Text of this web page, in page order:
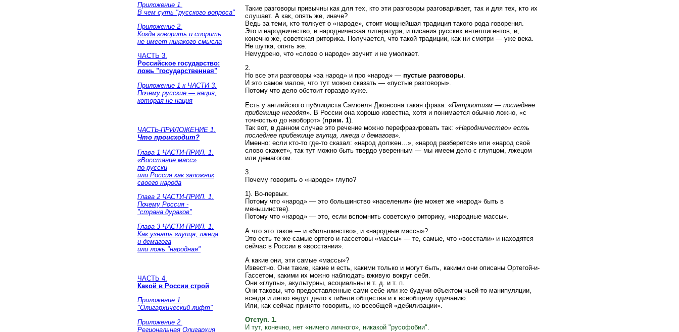
Приложение 1.
В чем суть "русского вопроса"
Приложение 2.
Когда говорить и спорить
не имеет никакого смысла
ЧАСТЬ 3.
Российское государство:
ложь "государственная"
Приложение 1 к ЧАСТИ 3.
Почему русские — нация,
которая не нация
ЧАСТЬ-ПРИЛОЖЕНИЕ 1.
Что происходит?
Глава 1 ЧАСТИ-ПРИЛ. 1.
«Восстание масс»
по-русски
или Россия как заложник
своего народа
Глава 2 ЧАСТИ-ПРИЛ. 1.
Почему Россия -
"страна дураков"
Глава 3 ЧАСТИ-ПРИЛ. 1.
Как узнать глупца, лжеца
и демагога
или ложь "народная"
ЧАСТЬ 4.
Какой в России строй
Приложение 1.
"Олигархический лифт"
Приложение 2.
Региональная Олигархия
Такие разговоры привычны как для тех, кто эти разговоры разговаривает, так и для тех, кто их
слушает. А как, опять же, иначе?
Ведь за теми, кто толкует о «народе», стоит мощнейшая традиция такого рода говорения.
Это и народничество, и народническая литература, и писания русских интеллигентов, и,
конечно же, советская риторика. Получается, что такой традиции, как ни смотри — уже века.
Не шутка, опять же.
Немудрено, что «слово о народе» звучит и не умолкает.
2.
Но все эти разговоры «за народ» и про «народ» — пустые разговоры.
И это самое малое, что тут можно сказать — «пустые разговоры».
Потому что дело обстоит гораздо хуже.
Есть у английского публициста Сэмюеля Джонсона такая фраза: «Патриотизм — последнее
прибежище негодяя». В России она хорошо известна, хотя и понимается обычно ложно, «с
точностью до наоборот» (прим. 1).
Так вот, в данном случае это речение можно перефразировать так: «Народничество» есть
последнее прибежище глупца, лжеца и демагога».
Именно: если кто-то где-то сказал: «народ должен…», «народ разберется» или «народ своё
слово скажет», так тут можно быть твердо уверенным — мы имеем дело с глупцом, лжецом
или демагогом.
3.
Почему говорить о «народе» глупо?
1). Во-первых.
Потому что «народ» — это большинство «населения» (не может же «народ» быть в
меньшинстве).
Потому что «народ» — это, если вспомнить советскую риторику, «народные массы».
А что это такое — и «большинство», и «народные массы»?
Это есть те же самые ортего-и-гассетовы «массы» — те, самые, что «восстали» и находятся
сейчас в России в «восстании».
А какие они, эти самые «массы»?
Известно. Они такие, какие и есть, какими только и могут быть, какими они описаны Ортегой-и-
Гассетом, какими их можно наблюдать вживую вокруг себя.
Они «глупы», акультурны, асоциальны и т. д. и т. п.
Они таковы, что предоставленные сами себе или же будучи объектом чьей-то манипуляции,
всегда и легко ведут дело к гибели общества и к всеобщему одичанию.
Или, как сейчас принято говорить, ко всеобщей «дебилизации».
Отступ. 1.
И тут, конечно, нет «ничего личного», никакой "русофобии".